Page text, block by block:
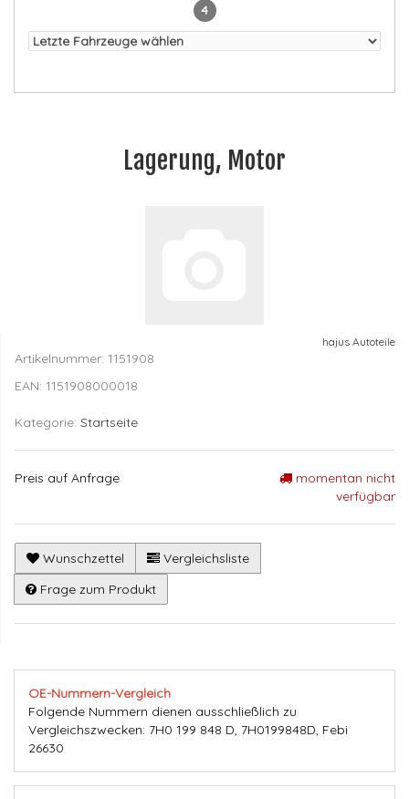
4
Lagerung, Motor
hajus Autoteile
Artikelnummer: 1151908
EAN: 1151908000018
Kategorie: Startseite
Preis auf Anfrage
momentan nicht
verfügbar
Wunschzettel
Vergleichsliste
Frage zum Produkt
OE-Nummern-Vergleich
Folgende Nummern dienen ausschließlich zu
Vergleichszwecken: 7H0 199 848 D, 7H0199848D, Febi
26630